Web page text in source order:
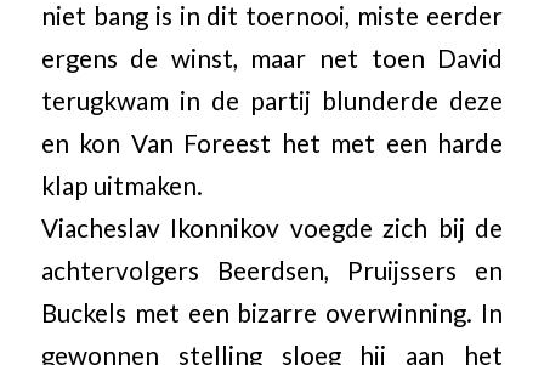
niet bang is in dit toernooi, miste eerder
ergens de winst, maar net toen David
terugkwam in de partij blunderde deze
en kon Van Foreest het met een harde
klap uitmaken.
Viacheslav Ikonnikov voegde zich bij de
achtervolgers Beerdsen, Pruijssers en
Buckels met een bizarre overwinning. In
gewonnen stelling sloeg hij aan het